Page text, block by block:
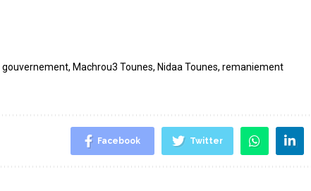
gouvernement, Machrou3 Tounes, Nidaa Tounes, remaniement
Facebook Twitter